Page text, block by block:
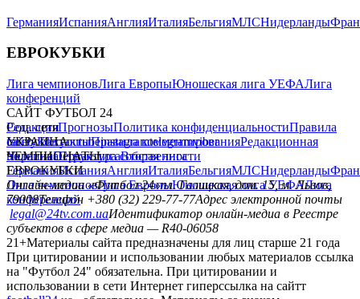
ГерманияИспанияАнглияИталияБельгияМЛСНидерланды
ЕВРОКУБКИ
Лига чемпионовЛига ЕвропыЮношеская лига УЕФАЛига
конференций
САЙТ ФУТБОЛ 24
РедакцияПрогнозыПолитика конфиденциальностиПравила
сайтуКонтактыПравила комментированияРедакционная
политикаСтруктура собственности
Соц. сети
facebookxyoutubeinstagramtelegramviber
УКРАИНА
УкраинаПервая лигаВторая лига
ЧЕМПИОНАТЫ
ГерманияИспанияАнглияИталияБельгияМЛСНидерланды
ЕВРОКУБКИ
Лига чемпионовЛига ЕвропыЮношеская лига УЕФАЛига
конференций
Онлайн-медиа «Футбол 24»пл. Галицкая, дом. 15, м. Львов,
79008Телефон +380 (32) 229-77-77Адрес электронной почты
legal@24tv.com.uaИдентификатор онлайн-медиа в Реестре
субъектов в сфере медиа — R40-06058
21+Материалы сайта предназначены для лиц старше 21 года
При цитировании и использовании любых материалов ссылка
на "Футбол 24" обязательна. При цитировании и
использовании в сети Интернет гиперссылка на сайтт